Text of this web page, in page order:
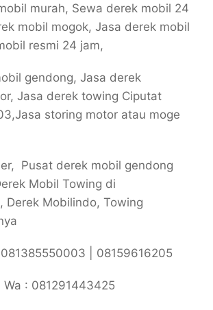
murah, Sewa derek mobil 24
mobil mogok, Jasa derek mobil
resmi 24 jam,
gendong, Jasa derek
Jasa derek towing Ciputat
storing motor atau moge
Pusat derek mobil gendong
Mobil Towing di
Derek Mobilindo, Towing
| 08159616205
Wa : 081291443425